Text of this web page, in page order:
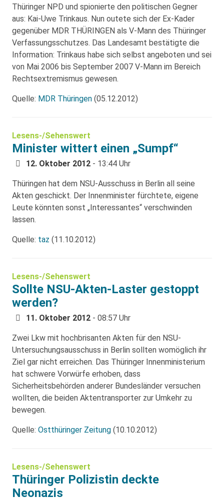
Thüringer NPD und spionierte den politischen Gegner
aus: Kai-Uwe Trinkaus. Nun outete sich der Ex-Kader
gegenüber MDR THÜRINGEN als V-Mann des Thüringer
Verfassungsschutzes. Das Landesamt bestätigte die
Information: Trinkaus habe sich selbst angeboten und sei
von Mai 2006 bis September 2007 V-Mann im Bereich
Rechtsextremismus gewesen.
Quelle: MDR Thüringen (05.12.2012)
Lesens-/Sehenswert
Minister wittert einen „Sumpf“
12. Oktober 2012 - 13:44 Uhr
Thüringen hat dem NSU-Ausschuss in Berlin all seine
Akten geschickt. Der Innenminister fürchtete, eigene
Leute könnten sonst „Interessantes“ verschwinden
lassen.
Quelle: taz (11.10.2012)
Lesens-/Sehenswert
Sollte NSU-Akten-Laster gestoppt
werden?
11. Oktober 2012 - 08:57 Uhr
Zwei Lkw mit hochbrisanten Akten für den NSU-
Untersuchungsausschuss in Berlin sollten womöglich ihr
Ziel gar nicht erreichen. Das Thüringer Innenministerium
hat schwere Vorwürfe erhoben, dass
Sicherheitsbehörden anderer Bundesländer versuchen
wollten, die beiden Aktentransporter zur Umkehr zu
bewegen.
Quelle: Ostthüringer Zeitung (10.10.2012)
Lesens-/Sehenswert
Thüringer Polizistin deckte
Neonazis